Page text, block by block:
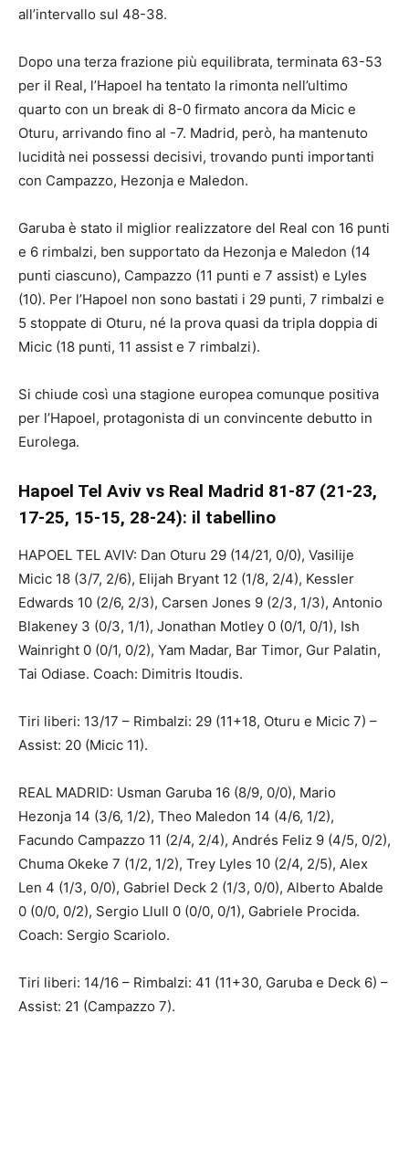
all’intervallo sul 48-38.
Dopo una terza frazione più equilibrata, terminata 63-53
per il Real, l’Hapoel ha tentato la rimonta nell’ultimo
quarto con un break di 8-0 firmato ancora da Micic e
Oturu, arrivando fino al -7. Madrid, però, ha mantenuto
lucidità nei possessi decisivi, trovando punti importanti
con Campazzo, Hezonja e Maledon.
Garuba è stato il miglior realizzatore del Real con 16 punti
e 6 rimbalzi, ben supportato da Hezonja e Maledon (14
punti ciascuno), Campazzo (11 punti e 7 assist) e Lyles
(10). Per l’Hapoel non sono bastati i 29 punti, 7 rimbalzi e
5 stoppate di Oturu, né la prova quasi da tripla doppia di
Micic (18 punti, 11 assist e 7 rimbalzi).
Si chiude così una stagione europea comunque positiva
per l’Hapoel, protagonista di un convincente debutto in
Eurolega.
Hapoel Tel Aviv vs Real Madrid 81-87 (21-23,
17-25, 15-15, 28-24): il tabellino
HAPOEL TEL AVIV: Dan Oturu 29 (14/21, 0/0), Vasilije
Micic 18 (3/7, 2/6), Elijah Bryant 12 (1/8, 2/4), Kessler
Edwards 10 (2/6, 2/3), Carsen Jones 9 (2/3, 1/3), Antonio
Blakeney 3 (0/3, 1/1), Jonathan Motley 0 (0/1, 0/1), Ish
Wainright 0 (0/1, 0/2), Yam Madar, Bar Timor, Gur Palatin,
Tai Odiase. Coach: Dimitris Itoudis.
Tiri liberi: 13/17 – Rimbalzi: 29 (11+18, Oturu e Micic 7) –
Assist: 20 (Micic 11).
REAL MADRID: Usman Garuba 16 (8/9, 0/0), Mario
Hezonja 14 (3/6, 1/2), Theo Maledon 14 (4/6, 1/2),
Facundo Campazzo 11 (2/4, 2/4), Andrés Feliz 9 (4/5, 0/2),
Chuma Okeke 7 (1/2, 1/2), Trey Lyles 10 (2/4, 2/5), Alex
Len 4 (1/3, 0/0), Gabriel Deck 2 (1/3, 0/0), Alberto Abalde
0 (0/0, 0/2), Sergio Llull 0 (0/0, 0/1), Gabriele Procida.
Coach: Sergio Scariolo.
Tiri liberi: 14/16 – Rimbalzi: 41 (11+30, Garuba e Deck 6) –
Assist: 21 (Campazzo 7).